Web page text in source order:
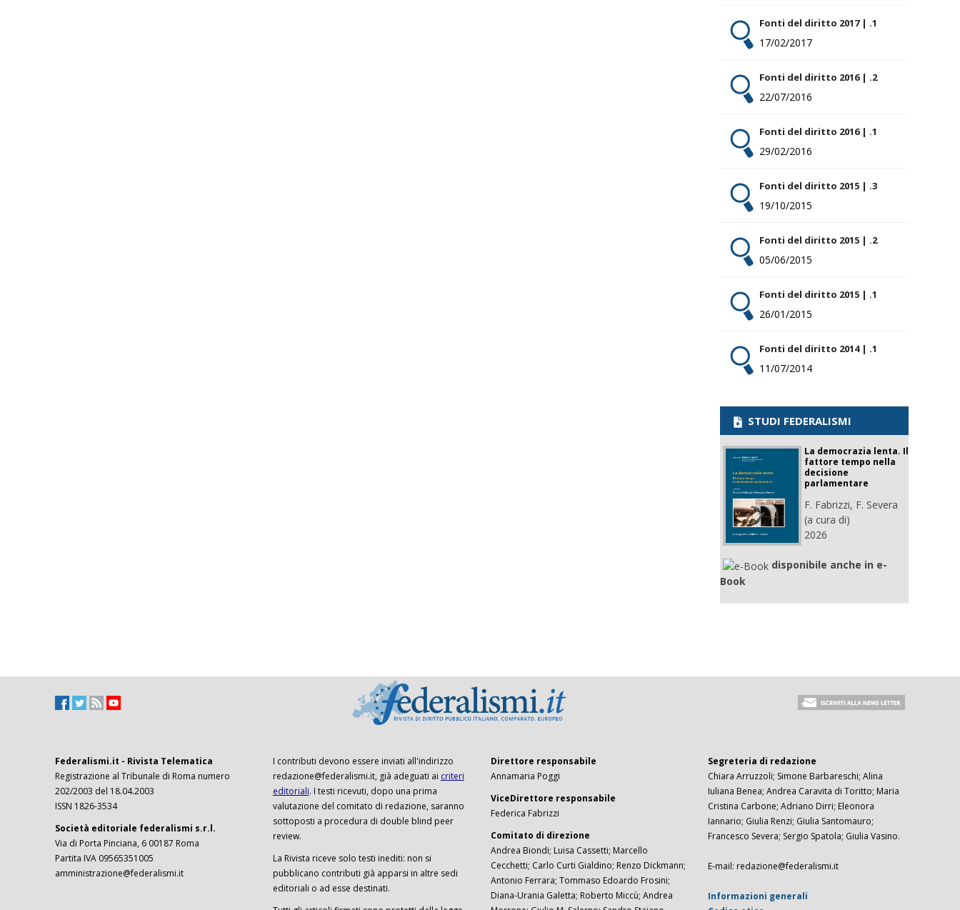
Fonti del diritto 2017 | .1
17/02/2017
Fonti del diritto 2016 | .2
22/07/2016
Fonti del diritto 2016 | .1
29/02/2016
Fonti del diritto 2015 | .3
19/10/2015
Fonti del diritto 2015 | .2
05/06/2015
Fonti del diritto 2015 | .1
26/01/2015
Fonti del diritto 2014 | .1
11/07/2014
STUDI FEDERALISMI
La democrazia lenta. Il
fattore tempo nella
decisione
parlamentare
F. Fabrizzi, F. Severa
(a cura di)
2026
disponibile anche in e-
Book
Federalismi.it - Rivista Telematica
Registrazione al Tribunale di Roma numero
202/2003 del 18.04.2003
ISSN 1826-3534
Società editoriale federalismi s.r.l.
Via di Porta Pinciana, 6 00187 Roma
Partita IVA 09565351005
amministrazione@federalismi.it
I contributi devono essere inviati all'indirizzo
redazione@federalismi.it, già adeguati ai criteri
editoriali. I testi ricevuti, dopo una prima
valutazione del comitato di redazione, saranno
sottoposti a procedura di double blind peer
review.
La Rivista riceve solo testi inediti: non si
pubblicano contributi già apparsi in altre sedi
editoriali o ad esse destinati.
Direttore responsabile
Annamaria Poggi
ViceDirettore responsabile
Federica Fabrizzi
Comitato di direzione
Andrea Biondi; Luisa Cassetti; Marcello
Cecchetti; Carlo Curti Gialdino; Renzo Dickmann;
Antonio Ferrara; Tommaso Edoardo Frosini;
Diana-Urania Galetta; Roberto Miccù; Andrea
Segreteria di redazione
Chiara Arruzzoli; Simone Barbareschi; Alina
Iuliana Benea; Andrea Caravita di Toritto; Maria
Cristina Carbone; Adriano Dirri; Eleonora
Iannario; Giulia Renzi; Giulia Santomauro;
Francesco Severa; Sergio Spatola; Giulia Vasino.
E-mail: redazione@federalismi.it
Informazioni generali